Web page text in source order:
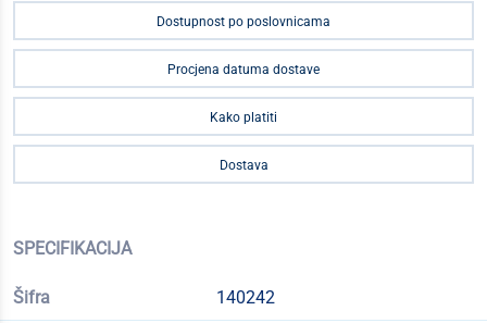
Dostupnost po poslovnicama
Procjena datuma dostave
Kako platiti
Dostava
SPECIFIKACIJA
Šifra 140242